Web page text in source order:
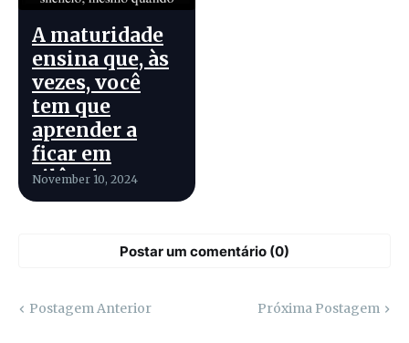
A maturidade
ensina que, às
vezes, você
tem que
aprender a
ficar em
silêncio,
mesmo quando
muito a dizer.
November 10, 2024
Postar um comentário (0)
Postagem Anterior Próxima Postagem